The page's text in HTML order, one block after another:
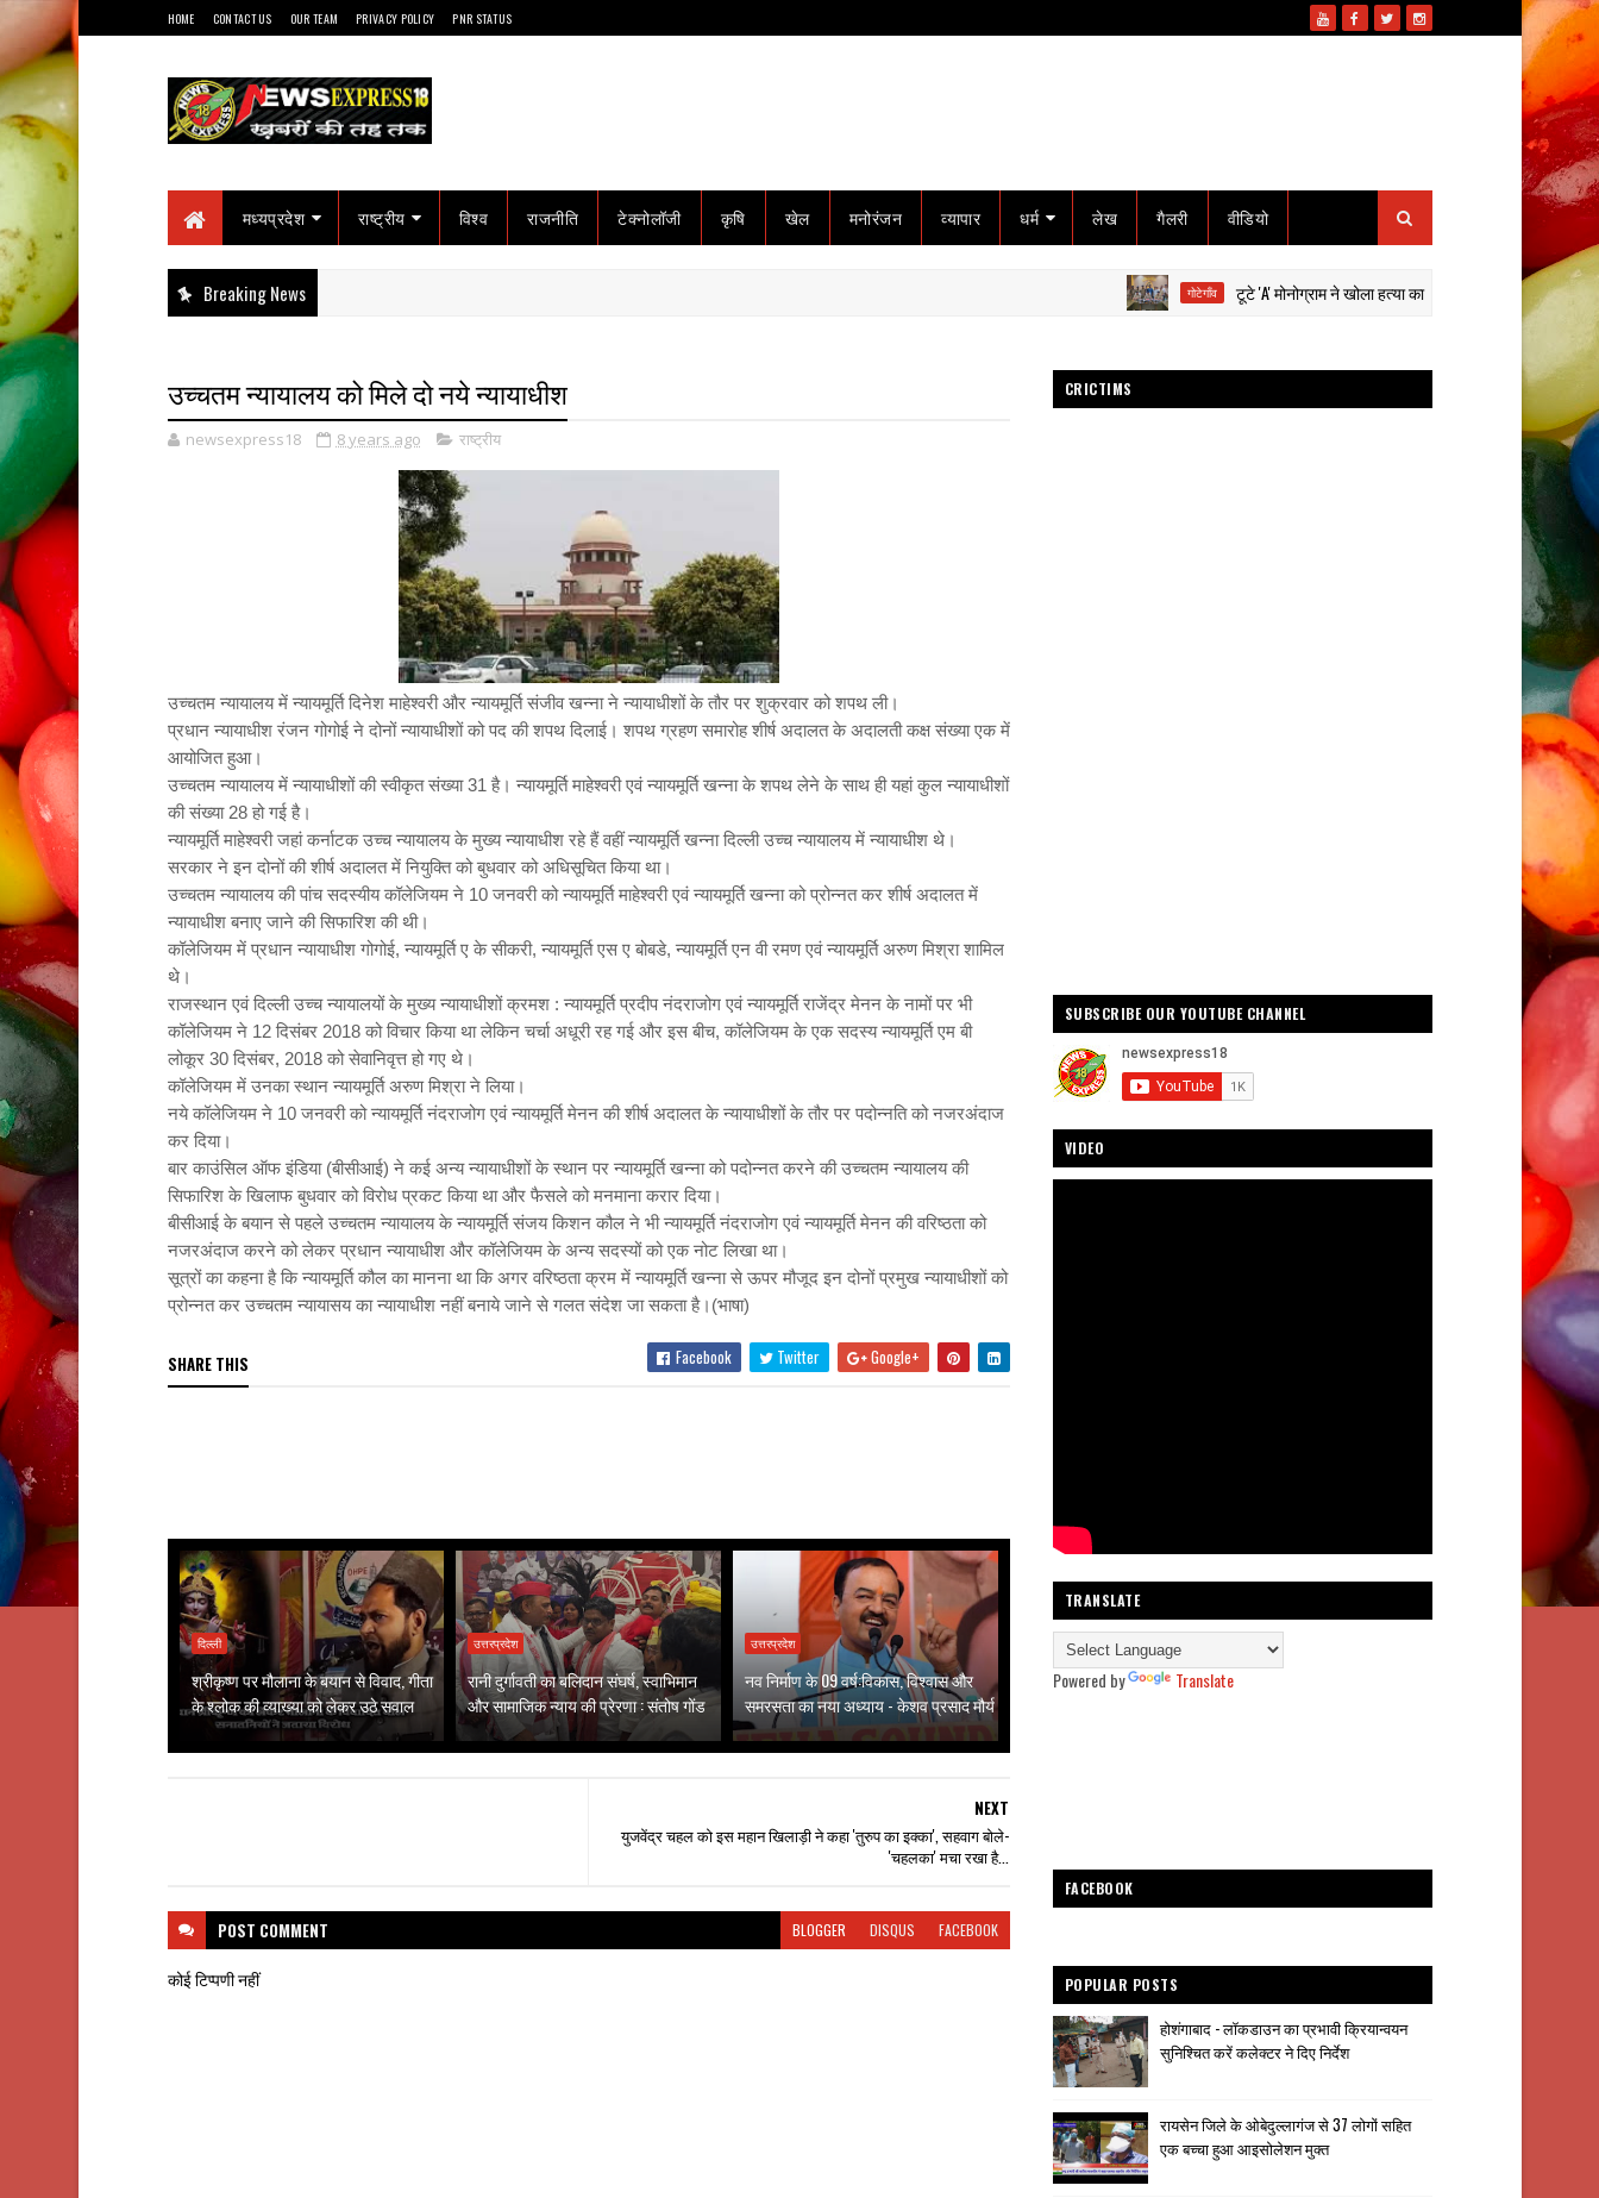
HOME CONTACT US OUR TEAM PRIVACY POLICY PNR STATUS
मध्यप्रदेश राष्ट्रीय विश्व राजनीति टेक्नोलॉजी कृषि खेल मनोरंजन व्यापार धर्म लेख गैलरी वीडियो
Breaking News गोटेगाँव टूटे 'A' मोनोग्राम ने खोला हत्या का राज: हाईवा से कुचलकर सड़क हादसा
उच्चतम न्यायालय को मिले दो नये न्यायाधीश
newsexpress18 8 years ago राष्ट्रीय
उच्चतम न्यायालय में न्यायमूर्ति दिनेश माहेश्वरी और न्यायमूर्ति संजीव खन्ना ने न्यायाधीशों के तौर पर शुक्रवार को शपथ ली।
प्रधान न्यायाधीश रंजन गोगोई ने दोनों न्यायाधीशों को पद की शपथ दिलाई। शपथ ग्रहण समारोह शीर्ष अदालत के अदालती कक्ष संख्या एक में
आयोजित हुआ।
उच्चतम न्यायालय में न्यायाधीशों की स्वीकृत संख्या 31 है। न्यायमूर्ति माहेश्वरी एवं न्यायमूर्ति खन्ना के शपथ लेने के साथ ही यहां कुल न्यायाधीशों
की संख्या 28 हो गई है।
न्यायमूर्ति माहेश्वरी जहां कर्नाटक उच्च न्यायालय के मुख्य न्यायाधीश रहे हैं वहीं न्यायमूर्ति खन्ना दिल्ली उच्च न्यायालय में न्यायाधीश थे।
सरकार ने इन दोनों की शीर्ष अदालत में नियुक्ति को बुधवार को अधिसूचित किया था।
उच्चतम न्यायालय की पांच सदस्यीय कॉलेजियम ने 10 जनवरी को न्यायमूर्ति माहेश्वरी एवं न्यायमूर्ति खन्ना को प्रोन्नत कर शीर्ष अदालत में
न्यायाधीश बनाए जाने की सिफारिश की थी।
कॉलेजियम में प्रधान न्यायाधीश गोगोई, न्यायमूर्ति ए के सीकरी, न्यायमूर्ति एस ए बोबडे, न्यायमूर्ति एन वी रमण एवं न्यायमूर्ति अरुण मिश्रा शामिल
थे।
राजस्थान एवं दिल्ली उच्च न्यायालयों के मुख्य न्यायाधीशों क्रमश : न्यायमूर्ति प्रदीप नंदराजोग एवं न्यायमूर्ति राजेंद्र मेनन के नामों पर भी
कॉलेजियम ने 12 दिसंबर 2018 को विचार किया था लेकिन चर्चा अधूरी रह गई और इस बीच, कॉलेजियम के एक सदस्य न्यायमूर्ति एम बी
लोकूर 30 दिसंबर, 2018 को सेवानिवृत्त हो गए थे।
कॉलेजियम में उनका स्थान न्यायमूर्ति अरुण मिश्रा ने लिया।
नये कॉलेजियम ने 10 जनवरी को न्यायमूर्ति नंदराजोग एवं न्यायमूर्ति मेनन की शीर्ष अदालत के न्यायाधीशों के तौर पर पदोन्नति को नजरअंदाज
कर दिया।
बार काउंसिल ऑफ इंडिया (बीसीआई) ने कई अन्य न्यायाधीशों के स्थान पर न्यायमूर्ति खन्ना को पदोन्नत करने की उच्चतम न्यायालय की
सिफारिश के खिलाफ बुधवार को विरोध प्रकट किया था और फैसले को मनमाना करार दिया।
बीसीआई के बयान से पहले उच्चतम न्यायालय के न्यायमूर्ति संजय किशन कौल ने भी न्यायमूर्ति नंदराजोग एवं न्यायमूर्ति मेनन की वरिष्ठता को
नजरअंदाज करने को लेकर प्रधान न्यायाधीश और कॉलेजियम के अन्य सदस्यों को एक नोट लिखा था।
सूत्रों का कहना है कि न्यायमूर्ति कौल का मानना था कि अगर वरिष्ठता क्रम में न्यायमूर्ति खन्ना से ऊपर मौजूद इन दोनों प्रमुख न्यायाधीशों को
प्रोन्नत कर उच्चतम न्यायासय का न्यायाधीश नहीं बनाये जाने से गलत संदेश जा सकता है। (भाषा)
SHARE THIS Facebook Twitter Google+
दिल्ली
श्रीकृष्ण पर मौलाना के बयान से विवाद, गीता
के श्लोक की व्याख्या को लेकर उठे सवाल
उत्तरप्रदेश
रानी दुर्गावती का बलिदान संघर्ष, स्वाभिमान
और सामाजिक न्याय की प्रेरणा : संतोष गोंड
उत्तरप्रदेश
नव निर्माण के 09 वर्ष:विकास, विश्वास और
समरसता का नया अध्याय - केशव प्रसाद मौर्य
NEXT
युजवेंद्र चहल को इस महान खिलाड़ी ने कहा 'तुरुप का इक्का', सहवाग बोले-
'चहलका' मचा रखा है...
POST COMMENT BLOGGER DISQUS FACEBOOK
कोई टिप्पणी नहीं
CRICTIMS
SUBSCRIBE OUR YOUTUBE CHANNEL
VIDEO
TRANSLATE
Powered by Translate
FACEBOOK
POPULAR POSTS
होशंगाबाद - लॉकडाउन का प्रभावी क्रियान्वयन
सुनिश्चित करें कलेक्टर ने दिए निर्देश
रायसेन जिले के ओबेदुल्लागंज से 37 लोगों सहित
एक बच्चा हुआ आइसोलेशन मुक्त